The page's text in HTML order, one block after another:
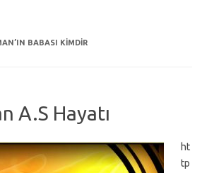
BABASI KIMDIR
A.S Hayatı
ht
tp